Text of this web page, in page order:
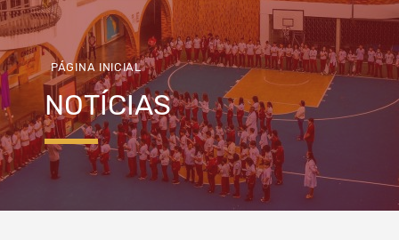
PÁGINA INICIAL
NOTÍCIAS